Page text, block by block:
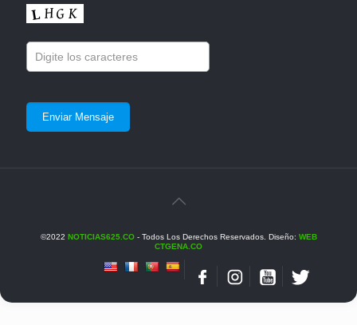
©2022 NOTICIAS625.CO- Todos Los Derechos Reservados. Diseño: WEB
CTGENA.CO